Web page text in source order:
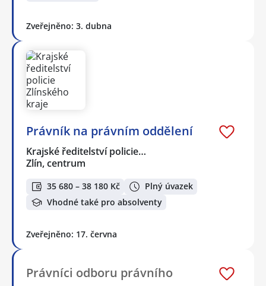
Zveřejněno: 3. dubna
Právník na právním oddělení
Krajské ředitelství policie…
Zlín, centrum
35 680 – 38 180 Kč
Plný úvazek
Vhodné také pro absolventy
Zveřejněno: 17. června
Právníci odboru právního